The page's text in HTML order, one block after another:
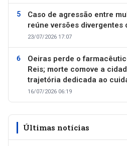
Caso de agressão entre
reúne versões divergentes
23/07/2026 17:07
Oeiras perde o
Reis; morte comove a
trajetória dedicada ao
16/07/2026 06:19
Últimas notícias